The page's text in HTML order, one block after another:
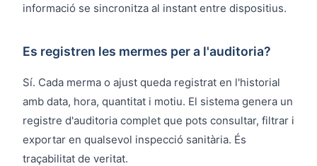
informació se sincronitza al instant entre dispositius.
Es registren les mermes per a l'auditoria?
Sí. Cada merma o ajust queda registrat en l'historial
amb data, hora, quantitat i motiu. El sistema genera un
registre d'auditoria complet que pots consultar, filtrar i
exportar en qualsevol inspecció sanitària. És
traçabilitat de veritat.